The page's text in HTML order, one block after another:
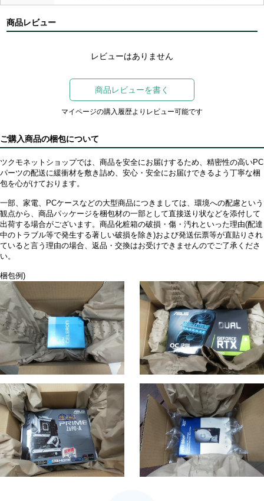
商品レビュー
レビューはありません
商品レビューを書く
マイページの購入履歴よりレビュー可能です
ご購入商品の梱包について
ツクモネットショップでは、商品を安全にお届けするため、精密性の高いPC
パーツの配送に緩衝材を敷き詰め、安心・安全にお届けできるよう丁寧な梱
包を心がけております。
一部、家電、PCケースなどの大型商品につきましては、環境への配慮という
観点から、商品パッケージを梱包材の一部として直接送り状などを添付して
出荷する場合がございます。商品化粧箱の破損・傷・汚れといった理由(配達
中のトラブル等で発生する著しい破損を除き)および発送伝票等が直貼りされ
ていると言う理由の場合、返品・交換はお受けできませんのでご了承くださ
い。
梱包例)